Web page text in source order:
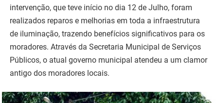
intervenção, que teve início no dia 12 de Julho, foram
realizados reparos e melhorias em toda a infraestrutura
de iluminação, trazendo benefícios significativos para os
moradores. Através da Secretaria Municipal de Serviços
Públicos, o atual governo municipal atendeu a um clamor
antigo dos moradores locais.